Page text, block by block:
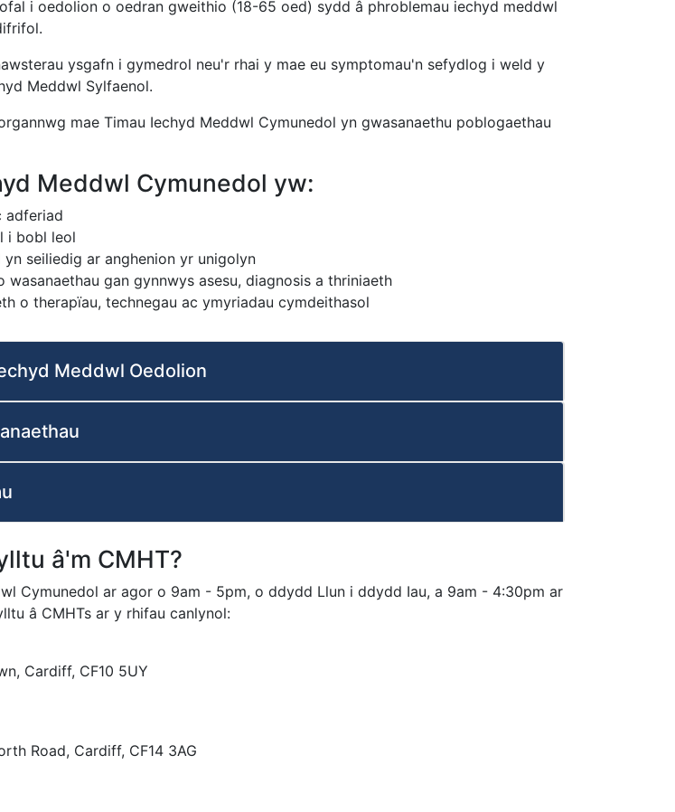
i oedolion o oedran gweithio (18-65 oed) sydd â phroblemau iechyd meddwl
ysgafn i gymedrol neu'r rhai y mae eu symptomau'n sefydlog i weld y
Meddwl Sylfaenol.
mae Timau Iechyd Meddwl Cymunedol yn gwasanaethu poblogaethau
Meddwl Cymunedol yw:
adferiad
i bobl leol
seiliedig ar anghenion yr unigolyn
wasanaethau gan gynnwys asesu, diagnosis a thriniaeth
o therapïau, technegau ac ymyriadau cymdeithasol
Meddwl Oedolion
â'm CMHT?
Cymunedol ar agor o 9am - 5pm, o ddydd Llun i ddydd Iau, a 9am - 4:30pm ar
â CMHTs ar y rhifau canlynol:
Cardiff, CF10 5UY
Road, Cardiff, CF14 3AG